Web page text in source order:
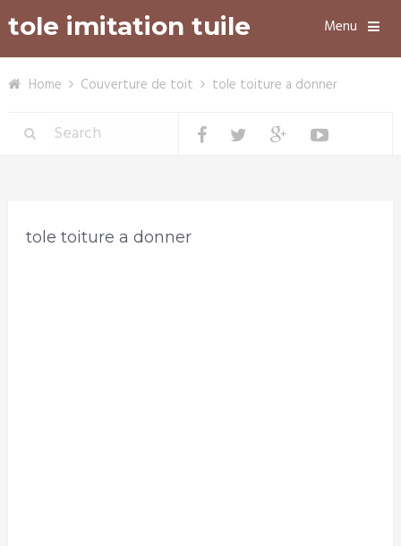
tole imitation tuile Menu
Home Couverture de toit tole toiture a donner
tole toiture a donner